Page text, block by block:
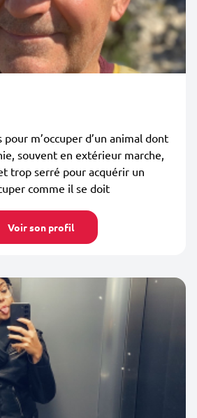
m’occuper d’un animal dont
souvent en extérieur marche,
trop serré pour acquérir un
comme il se doit
Voir son profil